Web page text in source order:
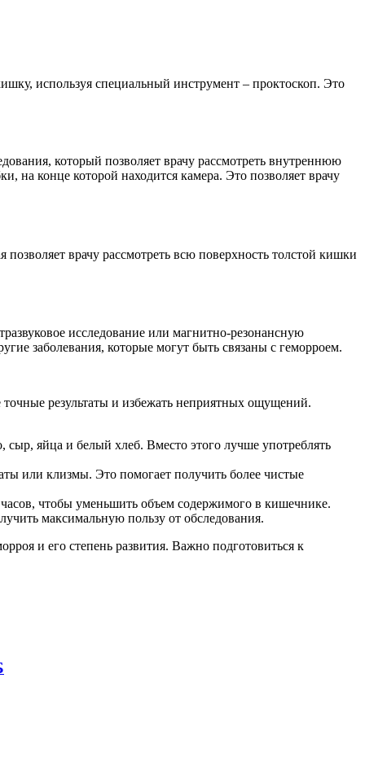
используя специальный инструмент – проктоскоп. Это
который позволяет врачу рассмотреть внутреннюю
конце которой находится камера. Это позволяет врачу
врачу рассмотреть всю поверхность толстой кишки
исследование или магнитно-резонансную
заболевания, которые могут быть связаны с геморроем.
результаты и избежать неприятных ощущений.
сыр, яйца и белый хлеб. Вместо этого лучше употреблять
или клизмы. Это помогает получить более чистые
чтобы уменьшить объем содержимого в кишечнике.
максимальную пользу от обследования.
и его степень развития. Важно подготовиться к